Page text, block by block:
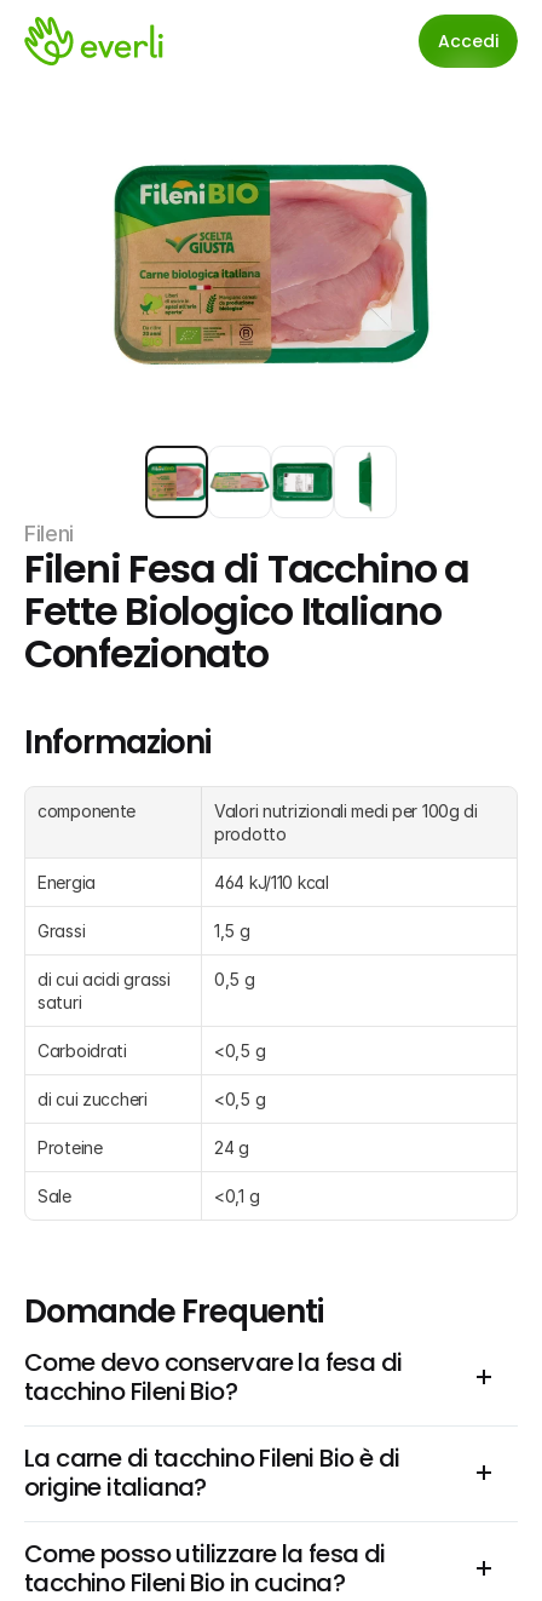
Accedi
Fileni
Fileni Fesa di Tacchino a
Fette Biologico Italiano
Confezionato
Informazioni
componente
Valori nutrizionali medi per 100g di
prodotto
Energia 464 kJ/110 kcal
Grassi 1,5 g
di cui acidi grassi
saturi
0,5 g
Carboidrati <0,5 g
di cui zuccheri <0,5 g
Proteine 24 g
Sale <0,1 g
Domande Frequenti
Come devo conservare la fesa di
tacchino Fileni Bio?
La carne di tacchino Fileni Bio è di
origine italiana?
Come posso utilizzare la fesa di
tacchino Fileni Bio in cucina?